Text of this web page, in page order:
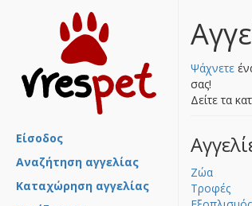
Είσοδος
Αναζήτηση αγγελίας
Καταχώρηση αγγελίας
Ψάχνετε
σας!
Δείτε τα
Ζώα
Τροφές